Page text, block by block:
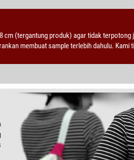
cm (tergantung produk) agar tidak
membuat sample terlebih dahulu. Kami